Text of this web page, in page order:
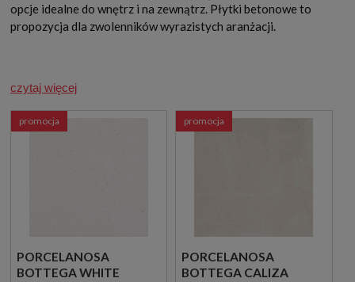
opcje idealne do wnętrz i na zewnątrz. Płytki betonowe to
propozycja dla zwolenników wyrazistych aranżacji.
czytaj więcej
PORCELANOSA
BOTTEGA WHITE
promocja
PORCELANOSA
BOTTEGA CALIZA
promocja